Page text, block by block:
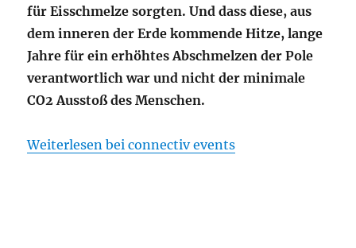
für Eisschmelze sorgten. Und dass diese, aus
dem inneren der Erde kommende Hitze, lange
Jahre für ein erhöhtes Abschmelzen der Pole
verantwortlich war und nicht der minimale
CO2 Ausstoß des Menschen.
Weiterlesen bei connectiv events